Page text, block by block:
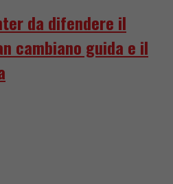
da difendere il
cambiano guida e il